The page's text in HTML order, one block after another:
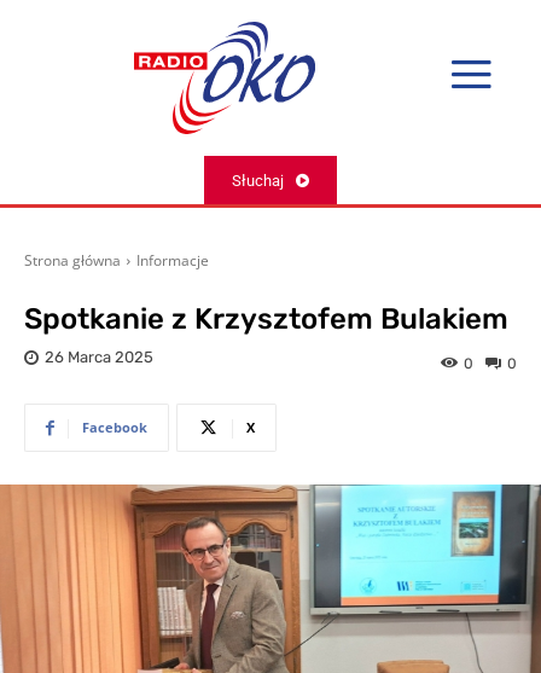
Słuchaj
Strona główna Informacje
Spotkanie z Krzysztofem Bulakiem
26 Marca 2025 0
0
Facebook X